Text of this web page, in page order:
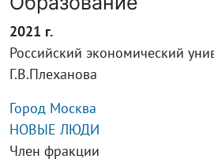
2021 г.
Российский экономический
Г.В.Плеханова
Город Москва
НОВЫЕ ЛЮДИ
Член фракции